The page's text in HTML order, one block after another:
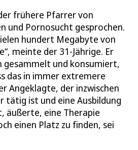
frühere Pfarrer von
und Pornosucht gesprochen.
hundert Megabyte von
meinte der 31-Jährige. Er
gesammelt und konsumiert,
das in immer extremere
Angeklagte, der inzwischen
tätig ist und eine Ausbildung
äußerte, eine Therapie
einen Platz zu finden, sei